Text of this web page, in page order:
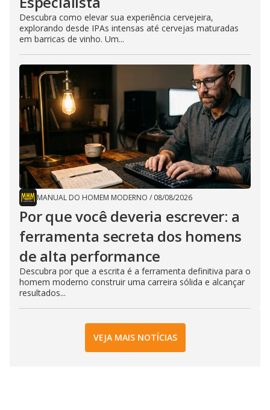
Descubra como elevar sua experiência cervejeira,
explorando desde IPAs intensas até cervejas maturadas
em barricas de vinho. Um...
MANUAL DO HOMEM MODERNO / 08/08/2026
Por que você deveria escrever: a
ferramenta secreta dos homens
de alta performance
Descubra por que a escrita é a ferramenta definitiva para o
homem moderno construir uma carreira sólida e alcançar
resultados...
VEJA MAIS NOTÍCIAS